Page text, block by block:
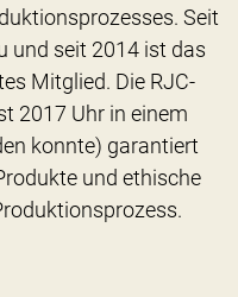
Seit
und seit 2014 ist das
Mitglied. Die RJC-
2017 Uhr in einem
konnte) garantiert
und ethische